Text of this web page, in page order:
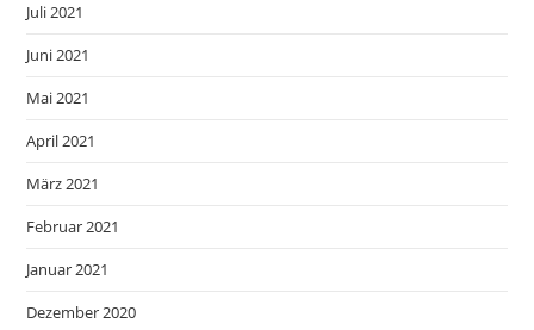
Juli 2021
Juni 2021
Mai 2021
April 2021
März 2021
Februar 2021
Januar 2021
Dezember 2020